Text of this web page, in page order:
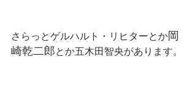
さらっとゲルハルト・リヒターとか岡
崎乾二郎とか五木田智央があります。